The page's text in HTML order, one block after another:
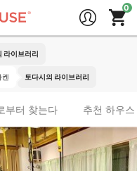
라이브러리
켄 토다시의 라이브러리
부터 찾는다 추천 하우스